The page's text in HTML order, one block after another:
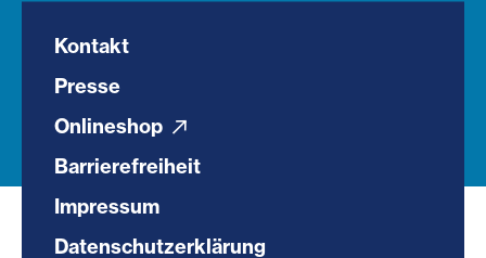
Kontakt
Presse
Onlineshop
Barrierefreiheit
Impressum
Datenschutzerklärung